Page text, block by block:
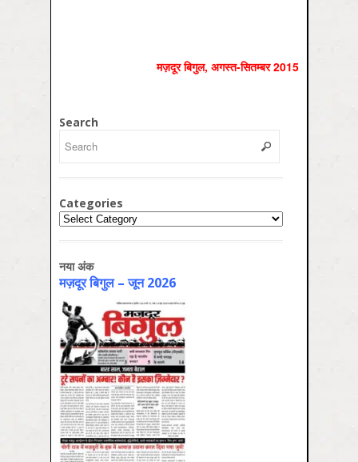
मज़दूर बिगुल, अगस्‍त-सितम्‍बर2015
Search
Categories
Categories
नया अंक
मज़दूर बिगुल – जून 2026